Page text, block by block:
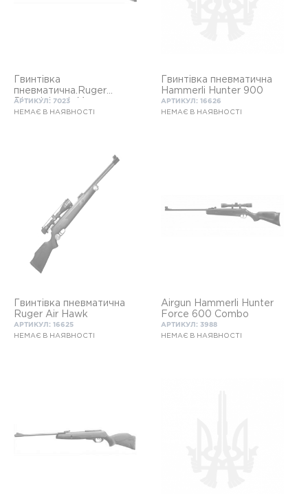
Гвинтівка
пневматична.Ruger
Bleack hawk Magnum
АРТИКУЛ: 7023
НЕМАЄ В НАЯВНОСТІ
Гвинтівка пневматична
Hammerli Hunter 900
АРТИКУЛ: 16626
НЕМАЄ В НАЯВНОСТІ
Гвинтівка пневматична
Ruger Air Hawk
АРТИКУЛ: 16625
НЕМАЄ В НАЯВНОСТІ
Airgun Hammerli Hunter
Force 600 Combo
АРТИКУЛ: 3988
НЕМАЄ В НАЯВНОСТІ